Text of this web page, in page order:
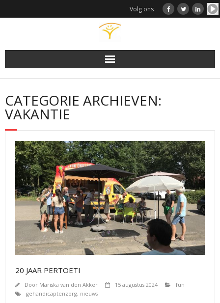
Volg ons
CATEGORIE ARCHIEVEN:
VAKANTIE
20 JAAR PERTOETI
Door Mariska van den Akker 15 augustus 2024
fun
gehandicaptenzorg, nieuws